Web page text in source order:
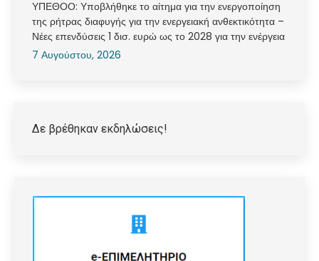
ΥΠΕΘΟΟ: Υποβλήθηκε το αίτημα για την ενεργοποίηση
της ρήτρας διαφυγής για την ενεργειακή ανθεκτικότητα –
Νέες επενδύσεις 1 δισ. ευρώ ως το 2028 για την ενέργεια
7 Αυγούστου, 2026
Δε βρέθηκαν εκδηλώσεις!